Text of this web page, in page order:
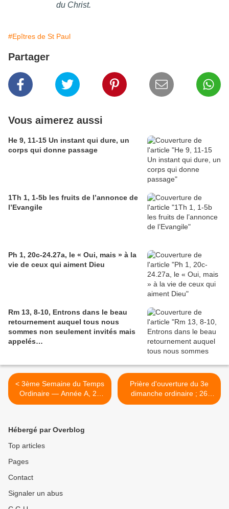
du Christ.
#Epîtres de St Paul
Partager
Vous aimerez aussi
He 9, 11-15 Un instant qui dure, un
corps qui donne passage
1Th 1, 1-5b les fruits de l’annonce de
l’Evangile
Ph 1, 20c-24.27a, le « Oui, mais » à la
vie de ceux qui aiment Dieu
Rm 13, 8-10, Entrons dans le beau
retournement auquel tous nous
sommes non seulement invités mais
appelés…
< 3ème Semaine du Temps
Ordinaire — Année A, 26
janvier 2020
Prière d'ouverture du 3e
dimanche ordinaire ; 26
janvier 2020 >
Hébergé par Overblog
Top articles
Pages
Contact
Signaler un abus